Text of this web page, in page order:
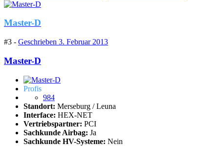
Master-D
#3 - Geschrieben 3. Februar 2013
Master-D
Profis
984
Standort: Merseburg / Leuna
Interface: HEX-NET
Vertriebspartner: PCI
Sachkunde Airbag: Ja
Sachkunde HV-Systeme: Nein